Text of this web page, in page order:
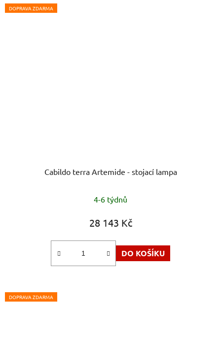
DOPRAVA ZDARMA
Cabildo terra Artemide - stojací lampa
4-6 týdnů
28 143 Kč
DO KOŠÍKU
DOPRAVA ZDARMA